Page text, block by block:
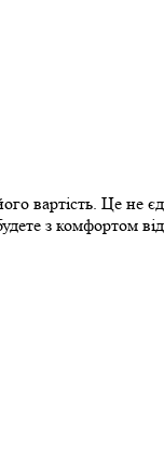
вартість. Це не
з комфортом